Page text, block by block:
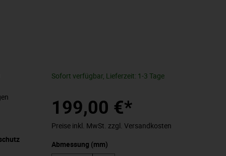
Sofort verfügbar, Lieferzeit: 1-3 Tage
199,00 €*
Preise inkl. MwSt. zzgl. Versandkosten
Abmessung (mm)